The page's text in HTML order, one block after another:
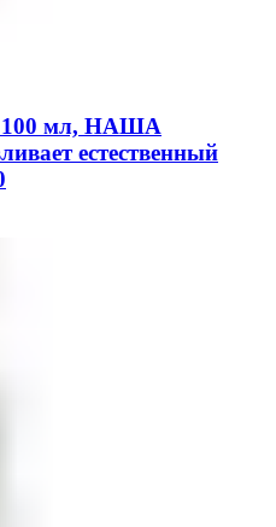
100 мл, НАША
естественный